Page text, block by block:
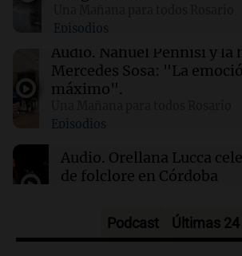
07:04 Sociedad
Despiden a Jorge Messi: Lionel,
Rosario para el último adiós a
06:03 Tecnología
SpaceX optará por plantas de
su nueva fábrica de
Episodios
Audio. Nahuel Pennisi y la
Mercedes Sosa: "La
máximo".
Episodios
Audio. Orellana Lucca
de folclore en Córdoba
Audio.Trágico accidente
Podcast Últimas 24